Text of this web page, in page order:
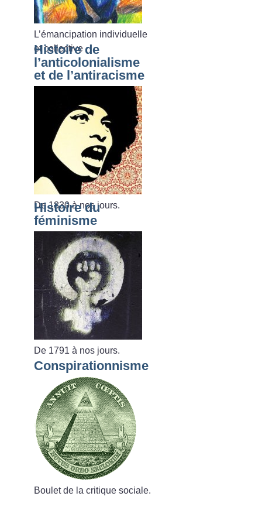
L’émancipation individuelle
et collective
Histoire de
l’anticolonialisme
et de l’antiracisme
De 1830 à nos jours.
Histoire du
féminisme
De 1791 à nos jours.
Conspirationnisme
Boulet de la critique sociale.